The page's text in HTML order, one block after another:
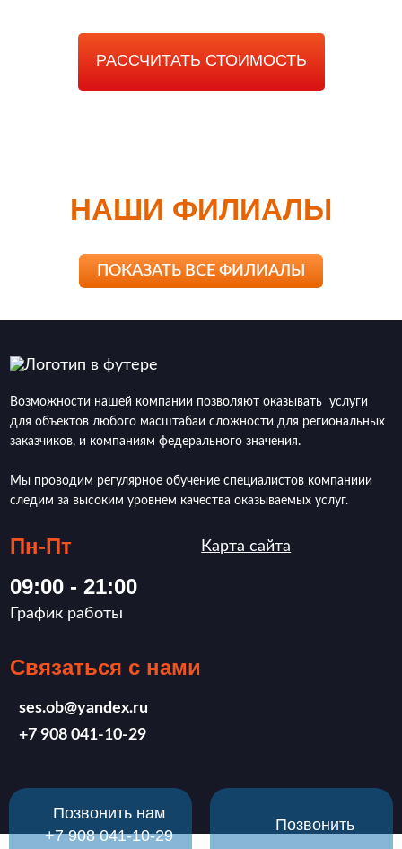
Позвонить нам
‪+7 908 041-10-29
Позвонить
РАССЧИТАТЬ СТОИМОСТЬ
НАШИ ФИЛИАЛЫ
ПОКАЗАТЬ ВСЕ ФИЛИАЛЫ
Возможности нашей компании позволяют оказывать услуги
для объектов любого масштабаи сложности для региональных
заказчиков, и компаниям федерального значения.
Мы проводим регулярное обучение специалистов компаниии
следим за высоким уровнем качества оказываемых услуг.
Пн-Пт
09:00 - 21:00
График работы
Связаться с нами
ses.ob@yandex.ru
‪+7 908 041-10-29
Карта сайта